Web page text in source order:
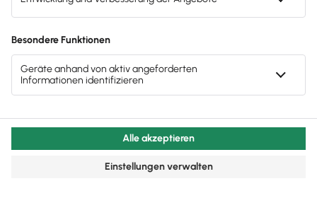
entscheidenden Push – mit unserer Software für